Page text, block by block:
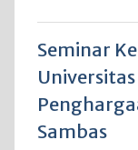
Seminar
Sambas